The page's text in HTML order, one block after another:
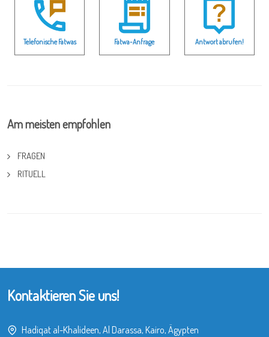
Telefonische Fatwas Fatwa-Anfrage Antwort abrufen!
Am meisten empfohlen
FRAGEN
RITUELL
Kontaktieren Sie uns!
Hadiqat al-Khalideen, Al Darassa, Kairo, Ägypten